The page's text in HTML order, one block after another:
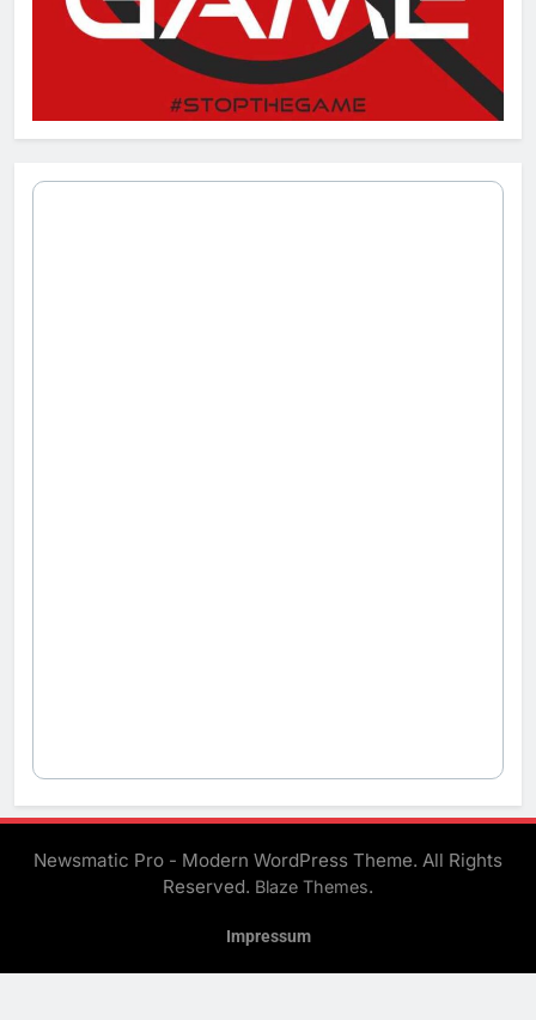
Newsmatic Pro - Modern WordPress Theme. All Rights
Reserved. Blaze Themes.
Impressum